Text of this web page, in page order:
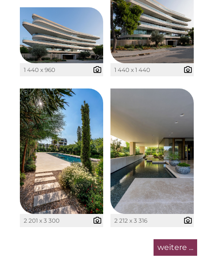
The Verse
Timber Factory
UBM Development
UNITED Benefits Holding
Vonovia
Wealthcap
WEALTHCORE Investment Management
Wemolo
XPAY
ZielstattQuartier
123C DIGITAL CONSULTING GMBH
1 440 x 960 1 440 x 1 440
2 201 x 3 300 2 212 x 3 316
weitere ...